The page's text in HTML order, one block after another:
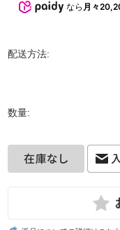
なら 月々
配送方法:
数量: